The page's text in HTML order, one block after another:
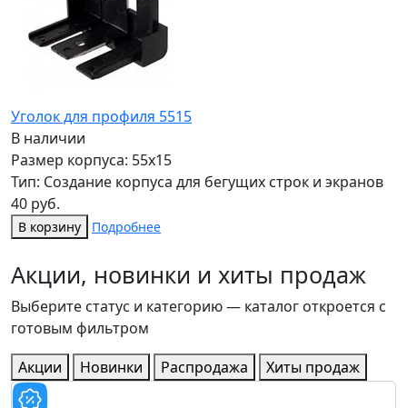
Уголок для профиля 5515
В наличии
Размер корпуса: 55x15
Тип: Создание корпуса для бегущих строк и экранов
40 руб.
В корзину Подробнее
Акции, новинки и хиты продаж
Выберите статус и категорию — каталог откроется с
готовым фильтром
Акции
Новинки Распродажа Хиты продаж